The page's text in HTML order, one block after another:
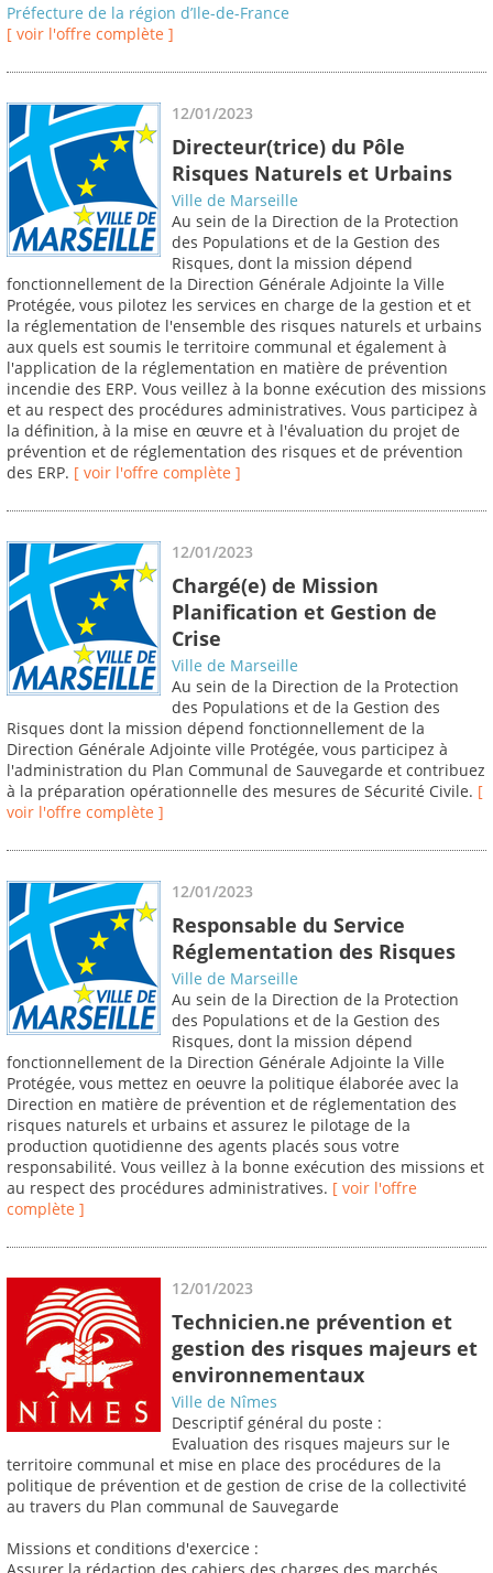
Préfecture de la région d’Ile-de-France
[ voir l'offre complète ]
12/01/2023
Directeur(trice) du Pôle
Risques Naturels et Urbains
Ville de Marseille
Au sein de la Direction de la Protection
des Populations et de la Gestion des
Risques, dont la mission dépend
fonctionnellement de la Direction Générale Adjointe la Ville
Protégée, vous pilotez les services en charge de la gestion et et
la réglementation de l'ensemble des risques naturels et urbains
aux quels est soumis le territoire communal et également à
l'application de la réglementation en matière de prévention
incendie des ERP. Vous veillez à la bonne exécution des missions
et au respect des procédures administratives. Vous participez à
la définition, à la mise en œuvre et à l'évaluation du projet de
prévention et de réglementation des risques et de prévention
des ERP. [ voir l'offre complète ]
12/01/2023
Chargé(e) de Mission
Planification et Gestion de
Crise
Ville de Marseille
Au sein de la Direction de la Protection
des Populations et de la Gestion des
Risques dont la mission dépend fonctionnellement de la
Direction Générale Adjointe ville Protégée, vous participez à
l'administration du Plan Communal de Sauvegarde et contribuez
à la préparation opérationnelle des mesures de Sécurité Civile. [
voir l'offre complète ]
12/01/2023
Responsable du Service
Réglementation des Risques
Ville de Marseille
Au sein de la Direction de la Protection
des Populations et de la Gestion des
Risques, dont la mission dépend
fonctionnellement de la Direction Générale Adjointe la Ville
Protégée, vous mettez en oeuvre la politique élaborée avec la
Direction en matière de prévention et de réglementation des
risques naturels et urbains et assurez le pilotage de la
production quotidienne des agents placés sous votre
responsabilité. Vous veillez à la bonne exécution des missions et
au respect des procédures administratives. [ voir l'offre
complète ]
12/01/2023
Technicien.ne prévention et
gestion des risques majeurs et
environnementaux
Ville de Nîmes
Descriptif général du poste :
Evaluation des risques majeurs sur le
territoire communal et mise en place des procédures de la
politique de prévention et de gestion de crise de la collectivité
au travers du Plan communal de Sauvegarde
Missions et conditions d'exercice :